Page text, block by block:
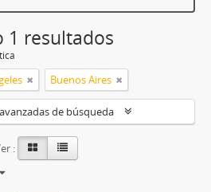
1 resultados
Buenos Aires
de búsqueda
: